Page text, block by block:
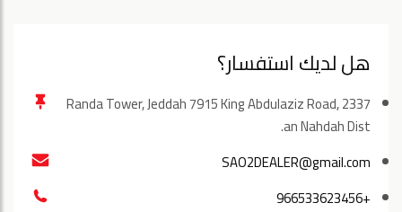
هل لديك استفسار؟
Randa Tower, Jeddah 7915 King Abdulaziz Road, 2337
an Nahdah Dist.
SAO2DEALER@gmail.com
+966533623456